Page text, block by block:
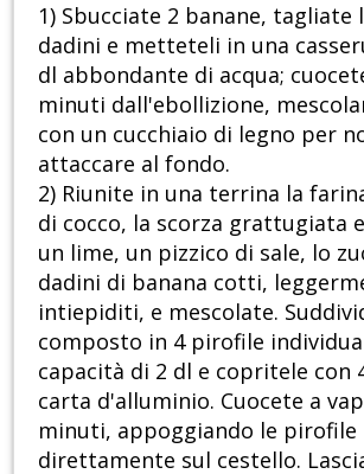
1) Sbucciate 2 banane, tagliate
dadini e metteteli in una
dl abbondante di acqua;
minuti dall'ebollizione,
con un cucchiaio di legno per
attaccare al fondo.
2) Riunite in una terrina la
di cocco, la scorza grattugiata
un lime, un pizzico di sale, lo
dadini di banana cotti,
intiepiditi, e mescolate.
composto in 4 pirofile
capacità di 2 dl e copritele con
carta d'alluminio. Cuocete a
minuti, appoggiando le pirofile
direttamente sul cestello.